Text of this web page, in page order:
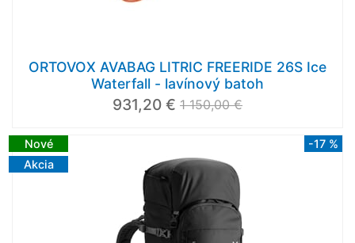
ORTOVOX AVABAG LITRIC FREERIDE 26S Ice
Waterfall - lavínový batoh
931,20 € 1 150,00 €
Nové
Akcia
-17 %